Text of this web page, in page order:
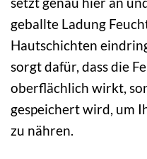
geballte Ladung
Hautschichten
sorgt dafür, dass die
oberflächlich wirkt,
gespeichert wird, um
zu nähren.